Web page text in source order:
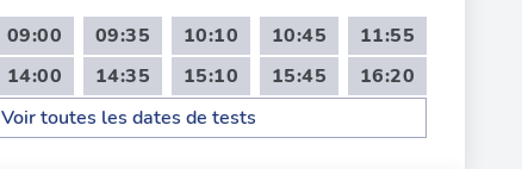
09:00 09:35 10:10 10:45 11:55
14:00 14:35 15:10 15:45
16:20
Voir toutes les dates de tests